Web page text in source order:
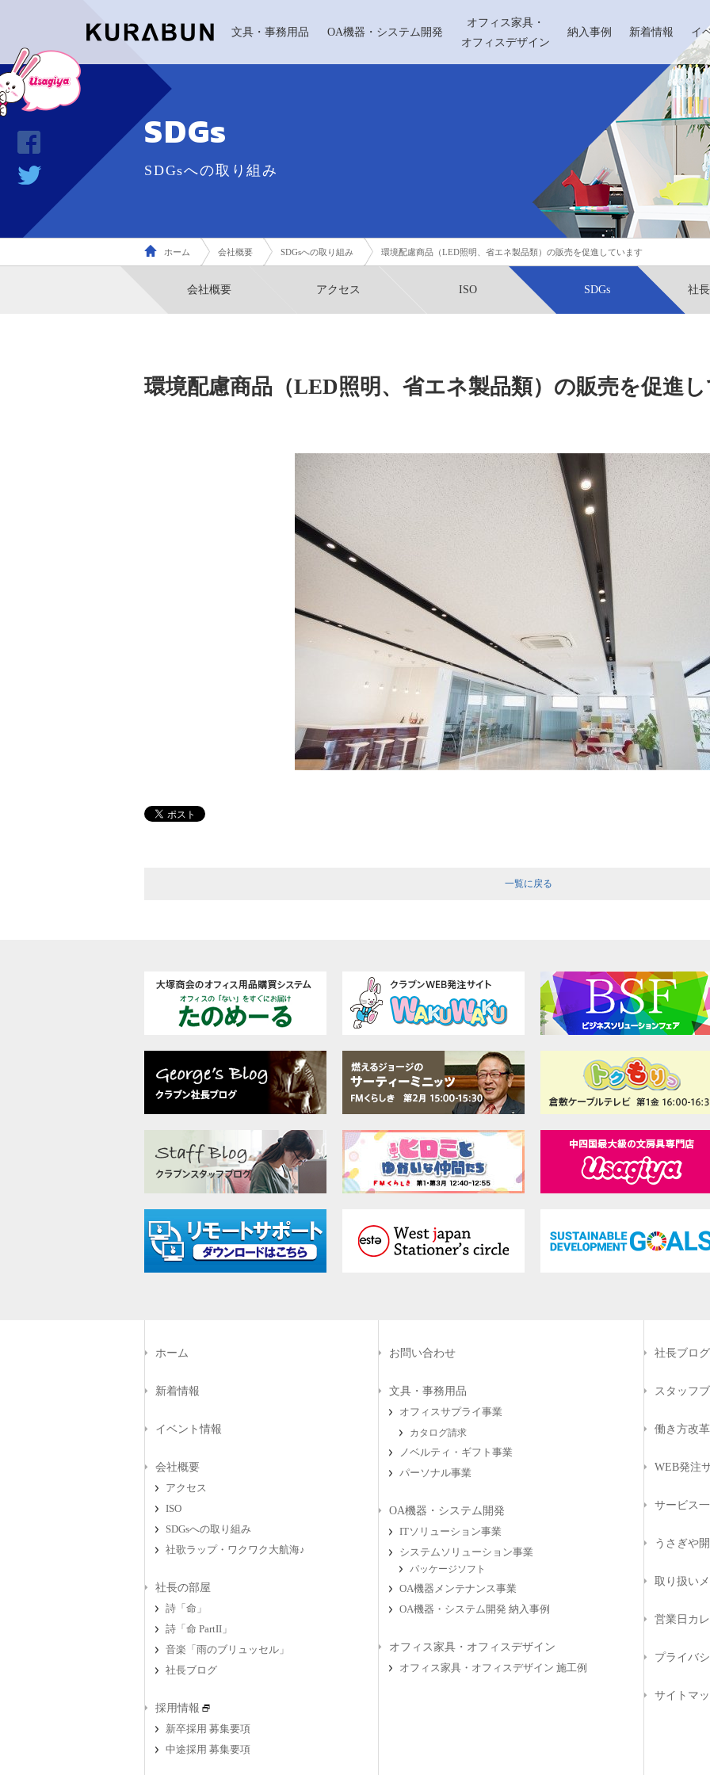
文具・事務用品 OA機器・システム開発
オフィス家具・
オフィスデザイン
納入事例 新着情報 イ
SDGs
SDGsへの取り組み
ホーム 会社概要 SDGsへの取り組み 環境配慮商品（LED照明、省エネ製品類）の販売を促進しています
会社概要 アクセス ISO SDGs 社
環境配慮商品（LED照明、省エネ製品類）の販売を促進
一覧に戻る
ホーム
新着情報
イベント情報
会社概要
アクセス
ISO
SDGsへの取り組み
社歌ラップ・ワクワク大航海♪
社長の部屋
詩「命」
詩「命 PartII」
音楽「雨のブリュッセル」
社長ブログ
採用情報
新卒採用 募集要項
中途採用 募集要項
お問い合わせ
文具・事務用品
オフィスサプライ事業
カタログ請求
ノベルティ・ギフト事業
パーソナル事業
OA機器・システム開発
ITソリューション事業
システムソリューション事業
パッケージソフト
OA機器メンテナンス事業
OA機器・システム開発 納入事例
オフィス家具・オフィスデザイン
オフィス家具・オフィスデザイン 施工例
社長ブログ
スタッフ
働き方改
WEB発注
サービス
うさぎや
取り扱い
営業日カ
プライバ
サイトマ